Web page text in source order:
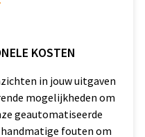
KOSTEN
in jouw uitgaven
mogelijkheden om
geautomatiseerde
fouten om